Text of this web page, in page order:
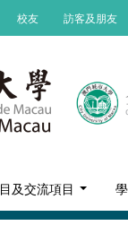
校友 訪客及朋友
及交流項目